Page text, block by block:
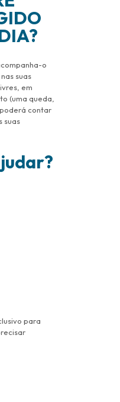
o
suas
em
(uma queda,
contar
suas
para